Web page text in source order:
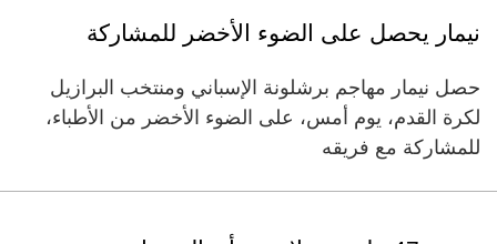
نيمار يحصل على الضوء الأخضر للمشاركة
حصل نيمار مهاجم برشلونة الإسباني ومنتخب البرازيل
لكرة القدم، يوم أمس، على الضوء الأخضر من الأطباء،
للمشاركة مع فريقه